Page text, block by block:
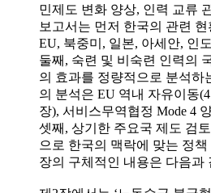
민제도 변화 양상, 인력 교류
보고서는 먼저 한국의 관련
EU, 북중미, 일본, 아세안, 인
둘째, 숙련 및 비숙련 인력의
의 효과를 정량적으로 분석하
의 분석은 EU 역내 자유이동
장), 서비스무역협정 Mode 4
셋째, 상기한 주요국 제도 검
으로 한국의 맥락에 맞는 정
장의 구체적인 내용은 다음과